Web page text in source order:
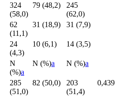
324
(58,0)
79 (48,2)
245
(62,0)
62
(11,1)
31 (18,9) 31 (7,9)
24
(4,3)
10 (6,1) 14 (3,5)
N
(%)a
N (%)a N (%)a
285
(51,0)
82 (50,0)
203
(51,4)
0,439